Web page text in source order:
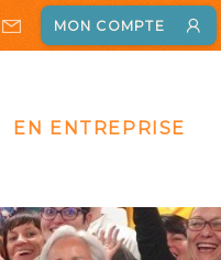
MON COMPTE
EN ENTREPRISE